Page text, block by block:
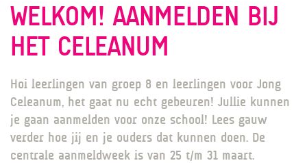
CELEANUM
ONDERWIJS
GROEP 8 / JONG CELEANUM
WELKOM! AANMELDEN BIJ
HET CELEANUM
Hoi leerlingen van groep 8 en leerlingen voor Jong
Celeanum, het gaat nu echt gebeuren! Jullie kunnen
je gaan aanmelden voor onze school! Lees gauw
verder hoe jij en je ouders dat kunnen doen. De
centrale aanmeldweek is van 25 t/m 31 maart.